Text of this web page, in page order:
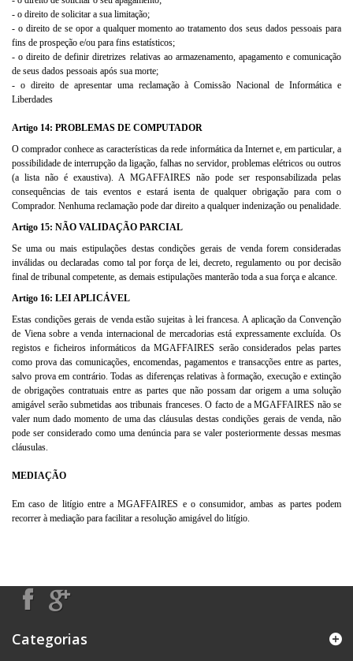
- o direito de solicitar a sua limitação;
- o direito de se opor a qualquer momento ao tratamento dos seus dados pessoais para
fins de prospeção e/ou para fins estatísticos;
- o direito de definir diretrizes relativas ao armazenamento, apagamento e comunicação
de seus dados pessoais após sua morte;
- o direito de apresentar uma reclamação à Comissão Nacional de Informática e
Liberdades
Artigo 14: PROBLEMAS DE COMPUTADOR
O comprador conhece as características da rede informática da Internet e, em particular, a
possibilidade de interrupção da ligação, falhas no servidor, problemas elétricos ou outros
(a lista não é exaustiva). A MGAFFAIRES não pode ser responsabilizada pelas
consequências de tais eventos e estará isenta de qualquer obrigação para com o
Comprador. Nenhuma reclamação pode dar direito a qualquer indenização ou penalidade.
Artigo 15: NÃO VALIDAÇÃO PARCIAL
Se uma ou mais estipulações destas condições gerais de venda forem consideradas
inválidas ou declaradas como tal por força de lei, decreto, regulamento ou por decisão
final de tribunal competente, as demais estipulações manterão toda a sua força e alcance.
Artigo 16: LEI APLICÁVEL
Estas condições gerais de venda estão sujeitas à lei francesa. A aplicação da Convenção
de Viena sobre a venda internacional de mercadorias está expressamente excluída. Os
registos e ficheiros informáticos da MGAFFAIRES serão considerados pelas partes
como prova das comunicações, encomendas, pagamentos e transacções entre as partes,
salvo prova em contrário. Todas as diferenças relativas à formação, execução e extinção
de obrigações contratuais entre as partes que não possam dar origem a uma solução
amigável serão submetidas aos tribunais franceses. O facto de a MGAFFAIRES não se
valer num dado momento de uma das cláusulas destas condições gerais de venda, não
pode ser considerado como uma denúncia para se valer posteriormente dessas mesmas
cláusulas.
MEDIAÇÃO
Em caso de litígio entre a MGAFFAIRES e o consumidor, ambas as partes podem
recorrer à mediação para facilitar a resolução amigável do litígio.
Categorias